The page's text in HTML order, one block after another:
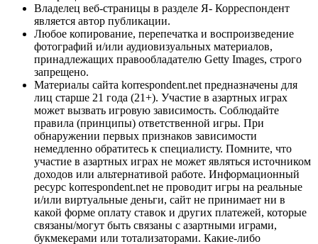
Владелец веб-страницы в разделе Я- Корреспондент
является автор публикации.
Любое копирование, перепечатка и воспроизведение
фотографий и/или аудиовизуальных материалов,
принадлежащих правообладателю Getty Images, строго
запрещено.
Материалы сайта korrespondent.net предназначены для
лиц старше 21 года (21+). Участие в азартных играх
может вызвать игровую зависимость. Соблюдайте
правила (принципы) ответственной игры. При
обнаружении первых признаков зависимости
немедленно обратитесь к специалисту. Помните, что
участие в азартных играх не может являться источником
доходов или альтернативой работе. Информационный
ресурс korrespondent.net не проводит игры на реальные
и/или виртуальные деньги, сайт не принимает ни в
какой форме оплату ставок и других платежей, которые
связаны/могут быть связаны с азартными играми,
букмекерами или тотализаторами. Какие-либо